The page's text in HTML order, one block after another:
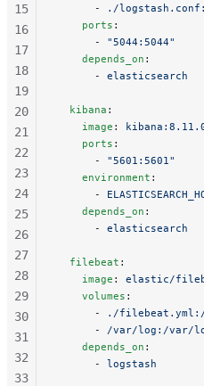
      -
./
    ports
:
      -
"5044:5044"
    depends_on
:
      -
elasticsearch
  kibana
:
    image
:
    ports
:
      -
"5601:5601"
    environment
:
      -
    depends_on
:
      -
elasticsearch
  filebeat
:
    image
: elastic/
    volumes
:
      -
./
      -
/var/log:/var/
    depends_on
:
      -
logstash
15
16
17
18
19
20
21
22
23
24
25
26
27
28
29
30
31
32
33